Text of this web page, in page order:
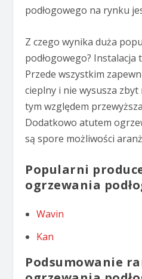
podłogowego na rynku
Z czego wynika duża
podłogowego? Instalacja
Przede wszystkim
cieplny i nie wysusza
tym względem
Dodatkowo atutem
są spore możliwości
Popularni
ogrzewania
Wavin
Kan
Podsumowanie